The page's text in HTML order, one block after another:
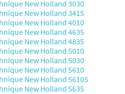
New Holland 3030
New Holland 3415
New Holland 4010
New Holland 4635
New Holland 4835
New Holland 5010
New Holland 5030
New Holland 5610
New Holland 5610S
New Holland 5635